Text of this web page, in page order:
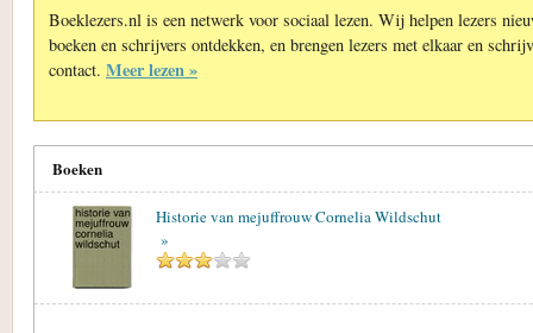
Boeklezers.nl is een netwerk voor sociaal lezen. Wij helpen lezers
boeken en schrijvers ontdekken, en brengen lezers met elkaar en
contact. Meer lezen »
Boeken
Historie van mejuffrouw Cornelia Wildschut
»